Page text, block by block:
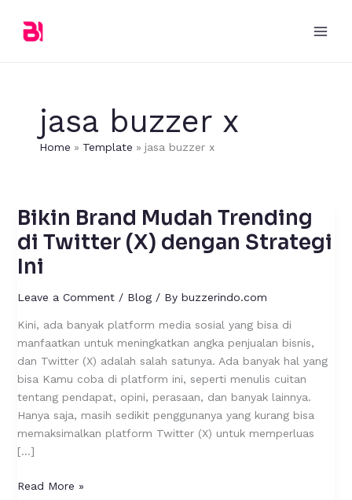
content
jasa buzzer x
Home Template jasa buzzer x
Bikin Brand Mudah Trending
di Twitter (X) dengan Strategi
Ini
Leave a Comment / Blog/ By buzzerindo.com
Kini, ada banyak platform media sosial yang bisa di
manfaatkan untuk meningkatkan angka penjualan bisnis,
dan Twitter (X) adalah salah satunya. Ada banyak hal yang
bisa Kamu coba di platform ini, seperti menulis cuitan
tentang pendapat, opini, perasaan, dan banyak lainnya.
Hanya saja, masih sedikit penggunanya yang kurang bisa
memaksimalkan platform Twitter (X) untuk memperluas
[…]
Bikin
Brand
Mudah
Trending
Twitter
(X)
dengan
Strategi
Ini
Read More »